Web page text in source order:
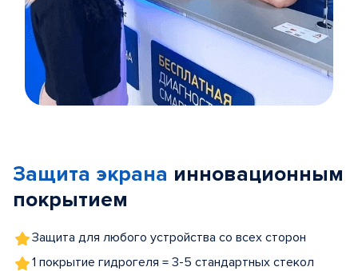
5
Защита экрана инновационным
покрытием
Защита для любого устройства со всех сторон
1 покрытие гидрогеля = 3-5 стандартных стекол